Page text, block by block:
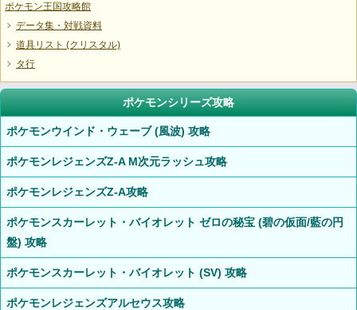
ポケモン王国攻略館
データ集・対戦資料
道具リスト (クリスタル)
タ行
ポケモンシリーズ攻略
ポケモンウインド・ウェーブ (風波) 攻略
ポケモンレジェンズZ-A M次元ラッシュ攻略
ポケモンレジェンズZ-A攻略
ポケモンスカーレット・バイオレット ゼロの秘宝 (碧の仮面/藍の円
盤) 攻略
ポケモンスカーレット・バイオレット (SV) 攻略
ポケモンレジェンズアルセウス攻略